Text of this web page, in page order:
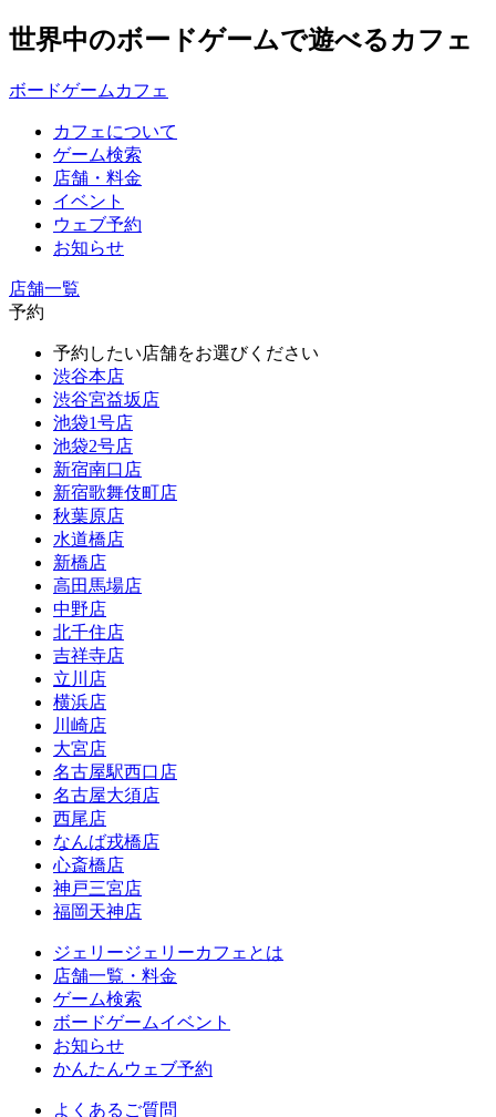
世界中のボードゲームで遊べるカフェ
ボードゲームカフェ
カフェについて
ゲーム検索
店舗・料金
イベント
ウェブ予約
お知らせ
店舗一覧
予約
予約したい店舗をお選びください
渋谷本店
渋谷宮益坂店
池袋1号店
池袋2号店
新宿南口店
新宿歌舞伎町店
秋葉原店
水道橋店
新橋店
高田馬場店
中野店
北千住店
吉祥寺店
立川店
横浜店
川崎店
大宮店
名古屋駅西口店
名古屋大須店
西尾店
なんば戎橋店
心斎橋店
神戸三宮店
福岡天神店
ジェリージェリーカフェとは
店舗一覧・料金
ゲーム検索
ボードゲームイベント
お知らせ
かんたんウェブ予約
よくあるご質問